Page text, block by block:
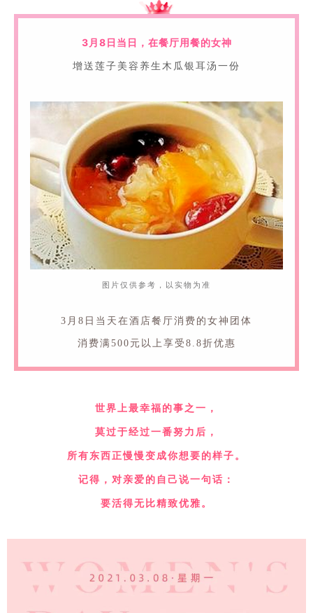
3月8日当日，在餐厅用餐的女神
增送莲子美容养生木瓜银耳汤一份
图片仅供参考，以实物为准
3月8日当天在酒店餐厅消费的女神团体
消费满500元以上享受8.8折优惠
世界上最幸福的事之一，
莫过于经过一番努力后，
所有东西正慢慢变成你想要的样子。
记得，对亲爱的自己说一句话：
要活得无比精致优雅。